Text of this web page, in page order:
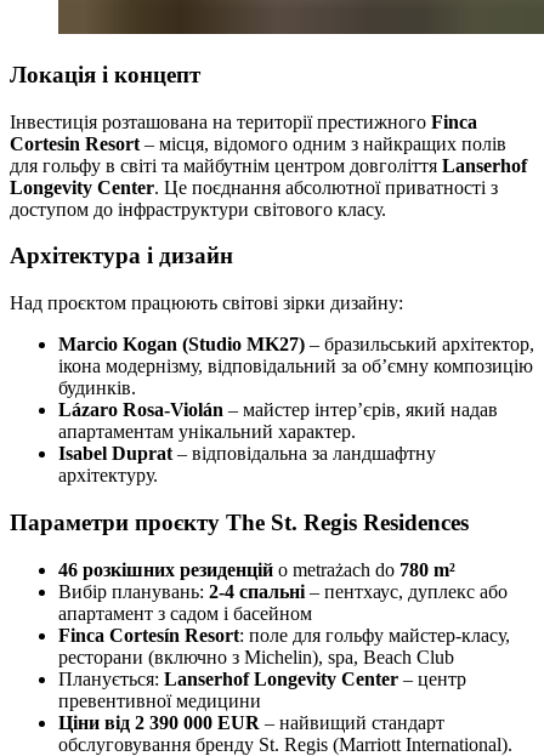
Локація і концепт
Інвестиція розташована на території престижного Finca
Cortesin Resort – місця, відомого одним з найкращих полів
для гольфу в світі та майбутнім центром довголіття Lanserhof
Longevity Center. Це поєднання абсолютної приватності з
доступом до інфраструктури світового класу.
Архітектура і дизайн
Над проєктом працюють світові зірки дизайну:
Marcio Kogan (Studio MK27) – бразильський архітектор,
ікона модернізму, відповідальний за об’ємну композицію
будинків.
Lázaro Rosa-Violán – майстер інтер’єрів, який надав
апартаментам унікальний характер.
Isabel Duprat – відповідальна за ландшафтну
архітектуру.
Параметри проєкту The St. Regis Residences
46 розкішних резиденцій o metrażach do 780 m²
Вибір планувань: 2-4 спальні – пентхаус, дуплекс або
апартамент з садом і басейном
Finca Cortesín Resort: поле для гольфу майстер-класу,
ресторани (включно з Michelin), spa, Beach Club
Планується: Lanserhof Longevity Center – центр
превентивної медицини
Ціни від 2 390 000 EUR – найвищий стандарт
обслуговування бренду St. Regis (Marriott International).